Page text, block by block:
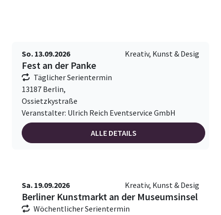
So. 13.09.2026 Kreativ, Kunst & Desig
Fest an der Panke
Täglicher Serientermin
13187 Berlin,
Ossietzkystraße
Veranstalter: Ulrich Reich Eventservice GmbH
ALLE DETAILS
Sa. 19.09.2026 Kreativ, Kunst & Desig
Berliner Kunstmarkt an der Museumsinsel
Wöchentlicher Serientermin